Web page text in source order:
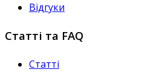
Відгуки
Статті та FAQ
Статті